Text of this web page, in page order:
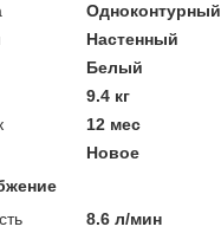
Одноконтурный
Настенный
Белый
9.4 кг
12 мес
Новое
8.6 л/мин